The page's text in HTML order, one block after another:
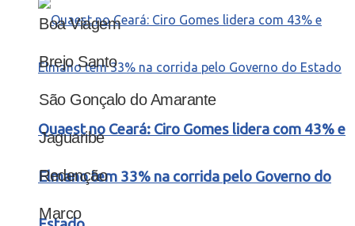
Quaest no Ceará: Ciro Gomes lidera com 43% e
Elmano tem 33% na corrida pelo Governo do
Boa Viagem
Brejo Santo
São Gonçalo do Amarante
Jaguaribe
Redenção
Marco